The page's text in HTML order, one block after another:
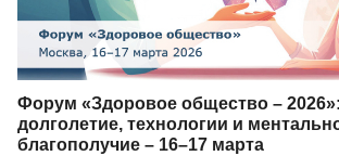
Форум «Здоровое общество –
долголетие, технологии и
благополучие – 16–17 марта